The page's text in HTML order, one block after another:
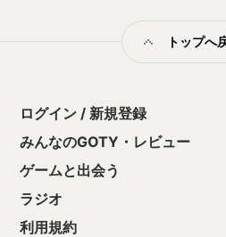
PCゲーム雑誌に収録されていた体
ることだけだった。 メックウォーリ
った時代だった。製品版を買う余裕
大いにやり込んだ。 数年後、無料版
は歓喜すると同時に一抹の不安を感
常事態である。ライセンス関係で何
せず、当時も今のように私の英語力
トップへ
ログイン / 新規登録
みんなのGOTY・レビュー
ゲームと出会う
ラジオ
利用規約